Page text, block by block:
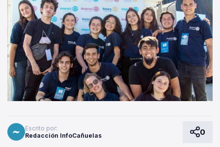
Escrito por:
Redacción InfoCañuelas
0